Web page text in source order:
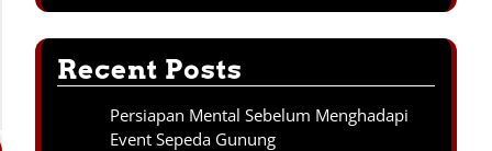
Recent Posts
Persiapan Mental Sebelum Menghadapi
Event Sepeda Gunung